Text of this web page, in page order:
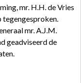
mr. H.H. de Vries
tegengesproken.
mr. A.J.M.
geadviseerd de